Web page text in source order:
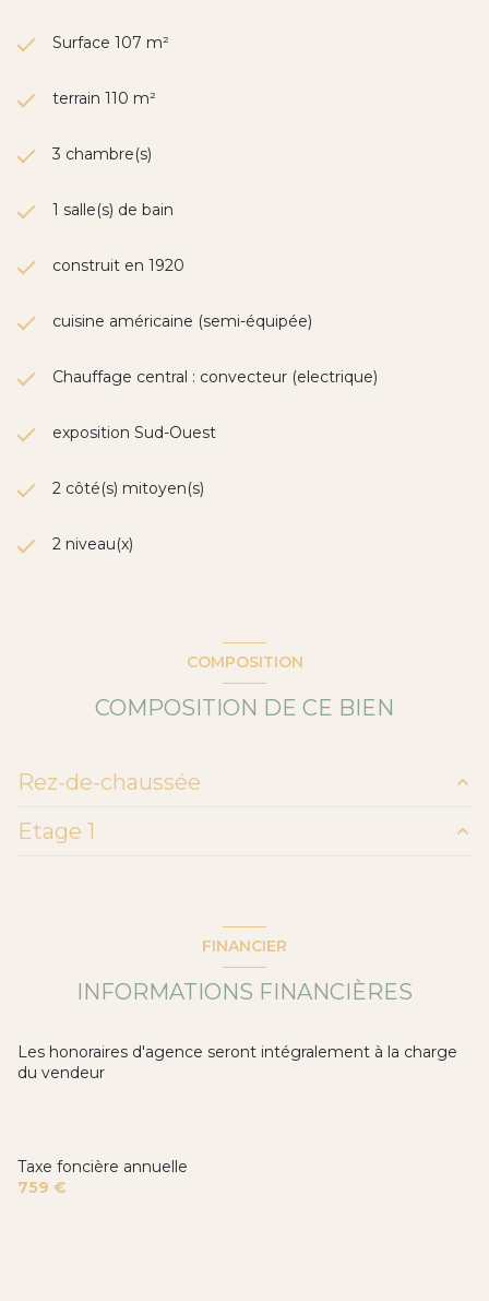
Surface 107 m²
terrain 110 m²
3 chambre(s)
1 salle(s) de bain
construit en 1920
cuisine américaine (semi-équipée)
Chauffage central : convecteur (electrique)
exposition Sud-Ouest
2 côté(s) mitoyen(s)
2 niveau(x)
COMPOSITION
COMPOSITION DE CE BIEN
Rez-de-chaussée
salon/sejour
Etage 1
FINANCIER
INFORMATIONS FINANCIÈRES
Les honoraires d'agence seront intégralement à la charge
du vendeur
Taxe foncière annuelle
759 €